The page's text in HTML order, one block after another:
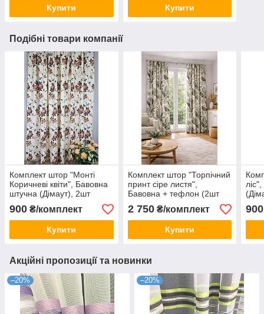
Купити Купити
Подібні товари компанії
Комплект штор "Монті
Коричневі квіти", Бавовна
штучна (Дімаут), 2шт
150х270см
900 ₴/комплект
Купити
Комплект штор "Торпічний
принт сіре листя",
Бавовна + тефлон (2шт
170х270см)
2 750₴/комплект
Купити
900
Акційні пропозиції та новинки
–20% –20%